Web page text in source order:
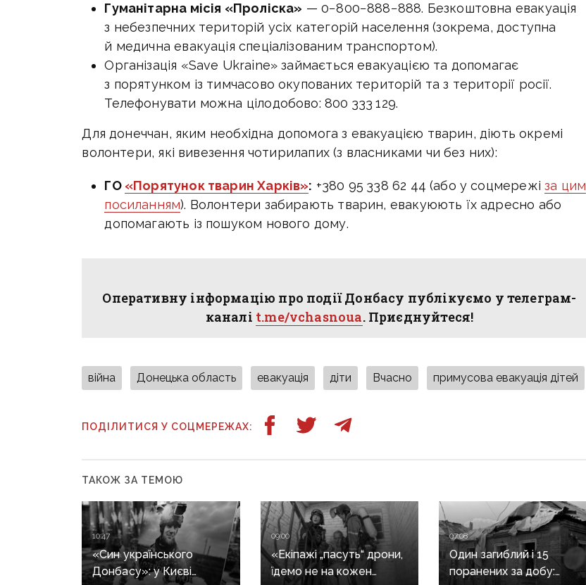
Гуманітарна місія «Проліска» — 0−800−888−888. Безкоштовна евакуація
з небезпечних територій усіх категорій населення (зокрема, доступна
й медична евакуація спеціалізованим транспортом).
Організація «Save Ukraine» займається евакуацією та допомагає
з порятунком із тимчасово окупованих територій та з території росії.
Телефонувати можна цілодобово: 800 333 129.
Для донеччан, яким необхідна допомога з евакуацією тварин, діють окремі
волонтери, які вивезення чотирилапих (з власниками чи без них):
ГО «Порятунок тварин Харків»: +380 95 338 62 44 (або у соцмережіза цим
посиланням). Волонтери забирають тварин, евакуюють їх адресно або
допомагають із пошуком нового дому.
Оперативну інформацію про події Донбасу публікуємо у телеграм-
каналі t.me/vchasnoua. Приєднуйтеся!
війна Донецька область евакуація діти Вчасно примусова евакуація дітей
ПОДІЛИТИСЯ У СОЦМЕРЕЖАХ:
ТАКОЖ ЗА ТЕМОЮ
10:47
«Син українського
Донбасу»: у Києві
09:00
«Екіпажі „пасуть“ дрони,
їдемо не на кожен
07:08
Один загиблий і 15
поранених за добу: